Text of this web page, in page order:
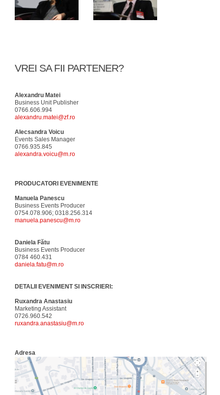
VREI SA FII PARTENER?
Alexandru Matei
Business Unit Publisher
0766.606.994
alexandru.matei@zf.ro
Alecsandra Voicu
Events Sales Manager
0766.935.845
alexandra.voicu@m.ro
PRODUCATORI EVENIMENTE
Manuela Panescu
Business Events Producer
0754.078.906; 0318.256.314
manuela.panescu@m.ro
Daniela Fătu
Business Events Producer
0784 460.431
daniela.fatu@m.ro
DETALII EVENIMENT SI INSCRIERI:
Ruxandra Anastasiu
Marketing Assistant
0726.960.542
ruxandra.anastasiu@m.ro
Adresa